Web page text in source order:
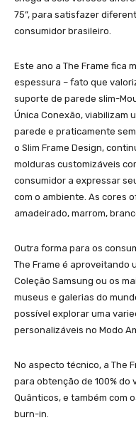
75”, para satisfazer
consumidor brasileiro.
Este ano a The Frame fica
espessura – fato que
suporte de parede slim-
Única Conexão, viabilizam
parede e praticamente
o Slim Frame Design,
molduras customizáveis
consumidor a expressar
com o ambiente. As cores
amadeirado, marrom,
Outra forma para os
The Frame é aproveitando
Coleção Samsung ou os
museus e galerias do
possível explorar uma
personalizáveis no Modo
No aspecto técnico, a The
para obtenção de 100% do
Quânticos, e também com
burn-in.